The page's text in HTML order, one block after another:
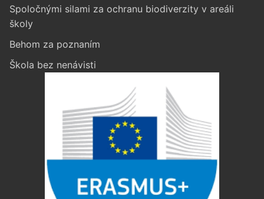
Spoločnými silami za ochranu biodiverzity v areáli
školy
Behom za poznaním
Škola bez nenávisti